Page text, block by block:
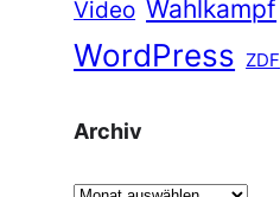
Video Wahlkampf
WordPress ZDF
Archiv